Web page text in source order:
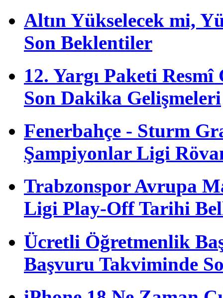
Altın Yükselecek mi,
Son Beklentiler
12. Yargı Paketi Resmî
Son Dakika Gelişmeleri
Fenerbahçe - Sturm
Şampiyonlar Ligi
Trabzonspor Avrupa
Ligi Play-Off Tarihi
Ücretli Öğretmenlik
Başvuru Takviminde